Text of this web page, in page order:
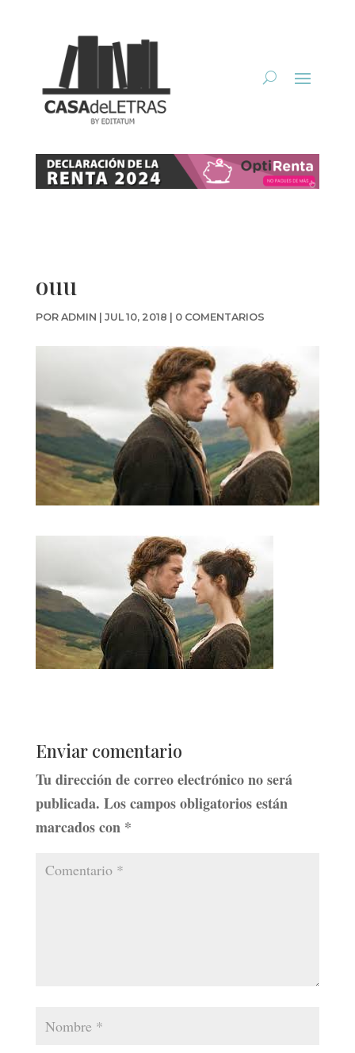
ouu
POR ADMIN JUL 10, 2018 0 COMENTARIOS
Enviar comentario
Tu dirección de correo electrónico no será
publicada. Los campos obligatorios están
marcados con *